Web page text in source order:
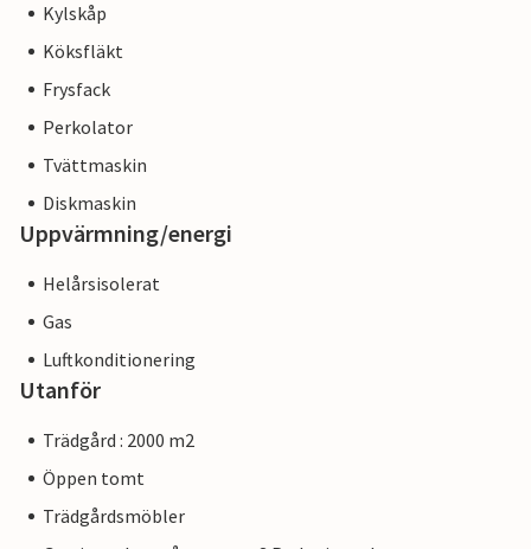
Kylskåp
Köksfläkt
Frysfack
Perkolator
Tvättmaskin
Diskmaskin
Uppvärmning/energi
Helårsisolerat
Gas
Luftkonditionering
Utanför
Trädgård : 2000 m2
Öppen tomt
Trädgårdsmöbler